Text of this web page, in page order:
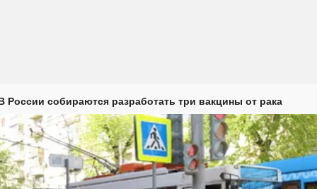
России собираются разработать три вакцины от рака